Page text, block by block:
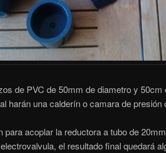
de PVC de 50mm de diametro y 50cm
harán una calderín o camara de presión
para acoplar la reductora a tubo de
el resultado final quedará